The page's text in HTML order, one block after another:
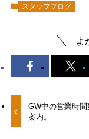
スタッフブログ
よ
GW中の営業時
案内。